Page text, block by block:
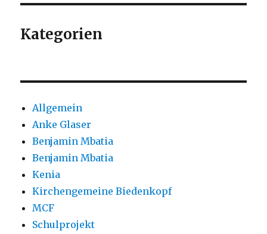
Kategorien
Allgemein
Anke Glaser
Benjamin Mbatia
Benjamin Mbatia
Kenia
Kirchengemeine Biedenkopf
MCF
Schulprojekt